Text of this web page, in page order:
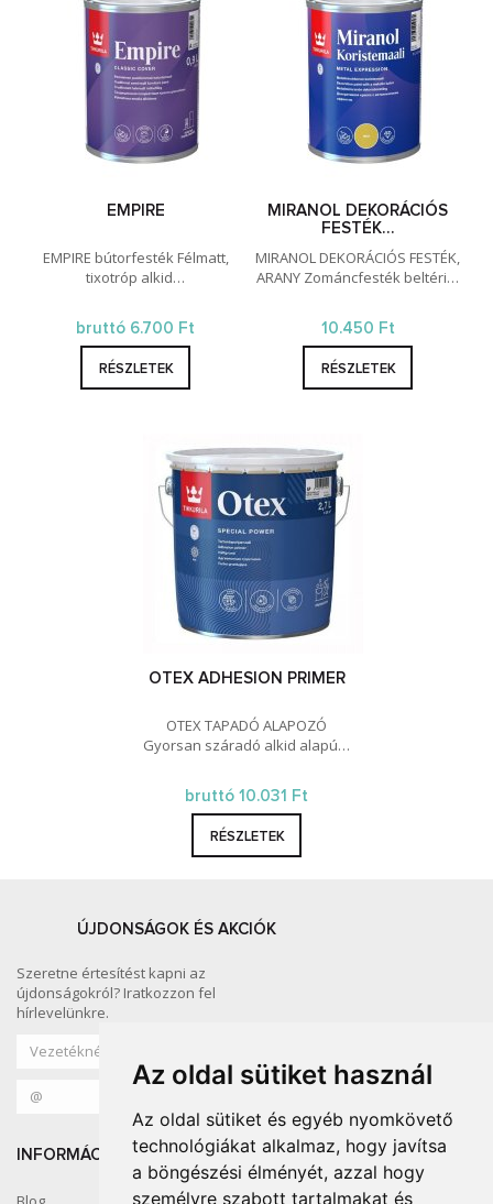
Az oldal sütiket használ
Az oldal sütiket és egyéb nyomkövető
technológiákat alkalmaz, hogy javítsa
a böngészési élményét, azzal hogy
személyre szabott tartalmakat és
EMPIRE
EMPIRE bútorfesték Félmatt,
tixotróp alkid…
bruttó 6.700 Ft
RÉSZLETEK
MIRANOL DEKORÁCIÓS
FESTÉK…
MIRANOL DEKORÁCIÓS FESTÉK,
ARANY Zománcfesték beltéri…
10.450 Ft
RÉSZLETEK
OTEX ADHESION PRIMER
OTEX TAPADÓ ALAPOZÓ
Gyorsan száradó alkid alapú…
bruttó 10.031 Ft
RÉSZLETEK
ÚJDONSÁGOK ÉS AKCIÓK
Szeretne értesítést kapni az
újdonságokról? Iratkozzon fel
hírlevelünkre.
INFORMÁCIÓ KÖZÖSSÉGI MÉDIA